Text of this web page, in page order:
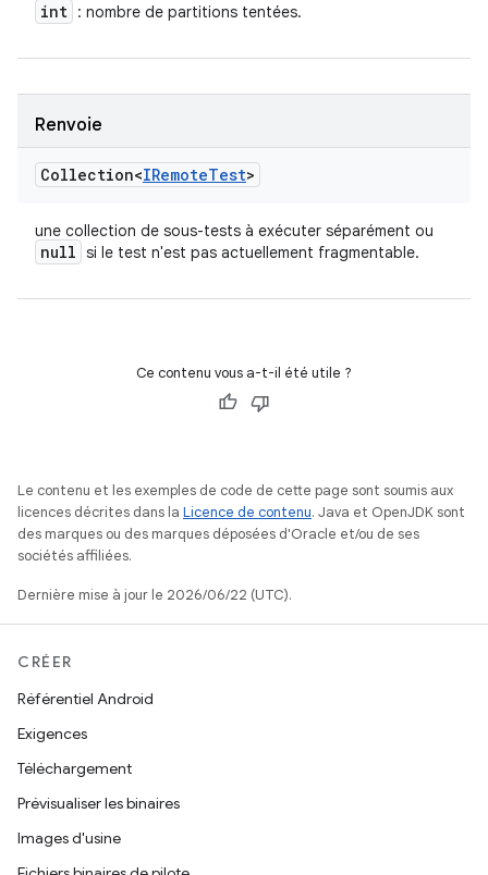
int : nombre de partitions tentées.
Renvoie
Collection<IRemoteTest>
une collection de sous-tests à exécuter séparément ou
null si le test n'est pas actuellement fragmentable.
Ce contenu vous a-t-il été utile ?
Le contenu et les exemples de code de cette page sont soumis aux
licences décrites dans la Licence de contenu. Java et OpenJDK sont
des marques ou des marques déposées d'Oracle et/ou de ses
sociétés affiliées.
Dernière mise à jour le 2026/06/22 (UTC).
CRÉER
Référentiel Android
Exigences
Téléchargement
Prévisualiser les binaires
Images d'usine